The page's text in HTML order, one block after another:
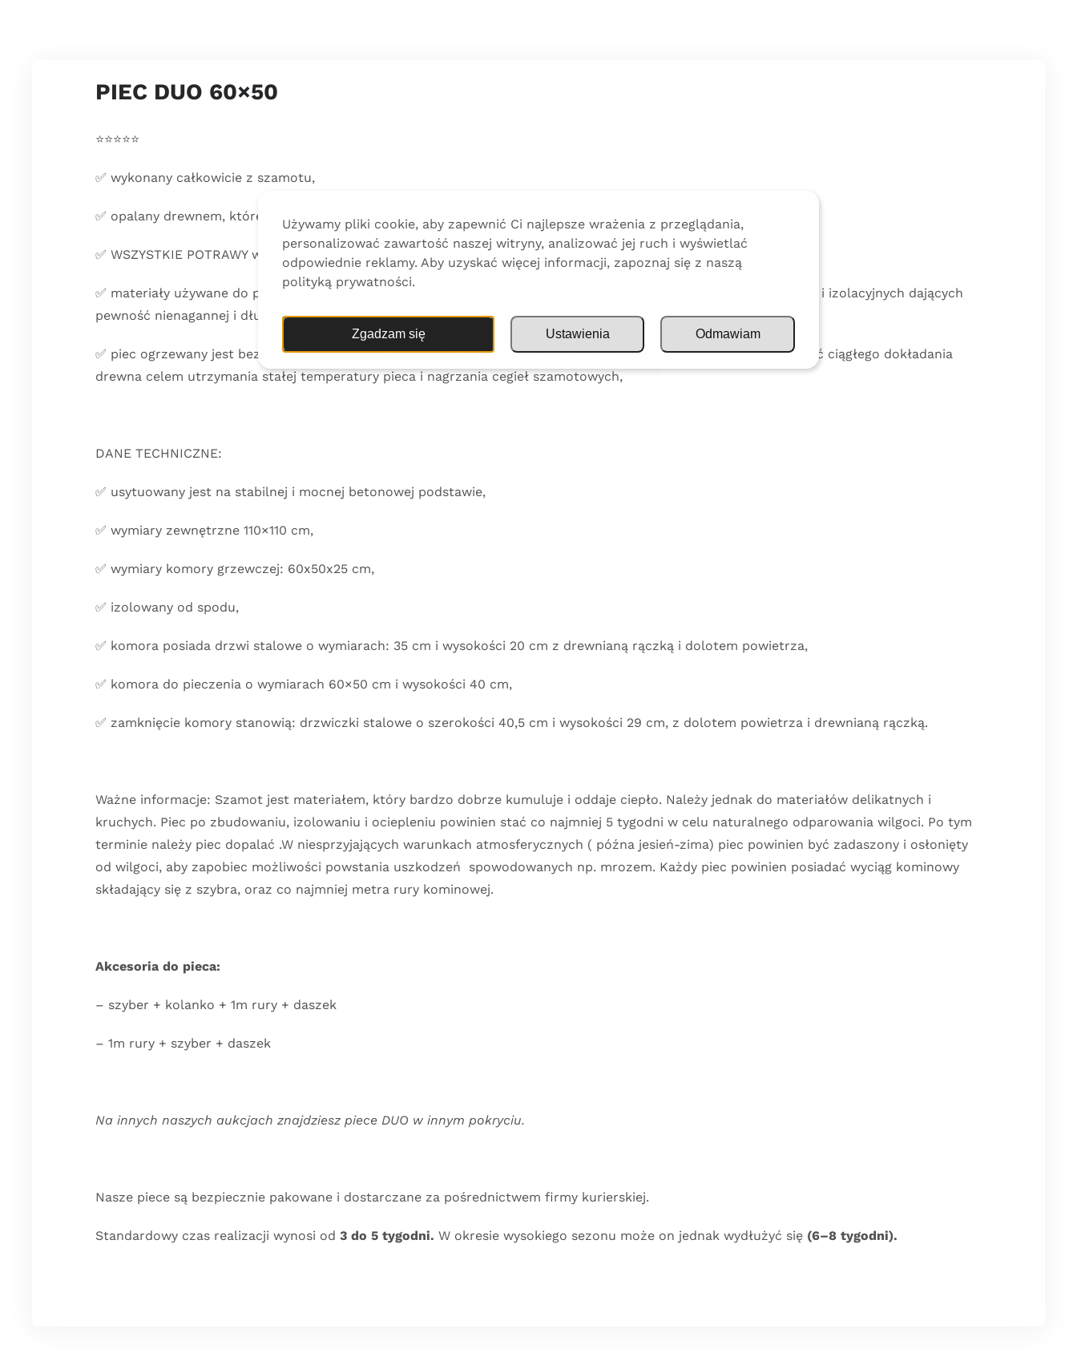
PIEC DUO 60×50
⭐️⭐️⭐️⭐️⭐️
✅ wykonany całkowicie z szamotu,
✅ opalany drewnem, które nadaje swoim wypiekom niepowtarzalny zapach i smak,
✅ WSZYSTKIE POTRAWY wypieczone w piecu SĄ CHRUPIĄCE I SMACZNE,
✅ materiały używane do produkcji pieca wykonywane są z najlepszych obecnie na rynku materiałów ogniotrwałych i izolacyjnych dających
pewność nienagannej i długoletniej pracy,
✅ piec ogrzewany jest bezpośrednio przez drewno spalane w pierwszej komorze grzewczej gdzie istnieje możliwość ciągłego dokładania
drewna celem utrzymania stałej temperatury pieca i nagrzania cegieł szamotowych,
DANE TECHNICZNE:
✅ usytuowany jest na stabilnej i mocnej betonowej podstawie,
✅ wymiary zewnętrzne 110×110 cm,
✅ wymiary komory grzewczej: 60x50x25 cm,
✅ izolowany od spodu,
✅ komora posiada drzwi stalowe o wymiarach: 35 cm i wysokości 20 cm z drewnianą rączką i dolotem powietrza,
✅ komora do pieczenia o wymiarach 60×50 cm i wysokości 40 cm,
✅ zamknięcie komory stanowią: drzwiczki stalowe o szerokości 40,5 cm i wysokości 29 cm, z dolotem powietrza i drewnianą rączką.
Ważne informacje: Szamot jest materiałem, który bardzo dobrze kumuluje i oddaje ciepło. Należy jednak do materiałów delikatnych i
kruchych. Piec po zbudowaniu, izolowaniu i ociepleniu powinien stać co najmniej 5 tygodni w celu naturalnego odparowania wilgoci. Po tym
terminie należy piec dopalać .W niesprzyjających warunkach atmosferycznych ( późna jesień-zima) piec powinien być zadaszony i osłonięty
od wilgoci, aby zapobiec możliwości powstania uszkodzeń spowodowanych np. mrozem. Każdy piec powinien posiadać wyciąg kominowy
składający się z szybra, oraz co najmniej metra rury kominowej.
Akcesoria do pieca:
– szyber + kolanko + 1m rury + daszek
– 1m rury + szyber + daszek
Na innych naszych aukcjach znajdziesz piece DUO w innym pokryciu.
Nasze piece są bezpiecznie pakowane i dostarczane za pośrednictwem firmy kurierskiej.
Standardowy czas realizacji wynosi od 3 do 5 tygodni. W okresie wysokiego sezonu może on jednak wydłużyć się(6–8 tygodni).
Używamy pliki cookie, aby zapewnić Ci najlepsze wrażenia z przeglądania,
personalizować zawartość naszej witryny, analizować jej ruch i wyświetlać
odpowiednie reklamy. Aby uzyskać więcej informacji, zapoznaj się z naszą
polityką prywatności.
Zgadzam się Ustawienia Odmawiam